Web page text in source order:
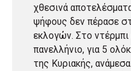
χθεσινά
ψήφους δεν πέρασε
εκλογών. Στο
πανελλήνιο, για 5
της Κυριακής,